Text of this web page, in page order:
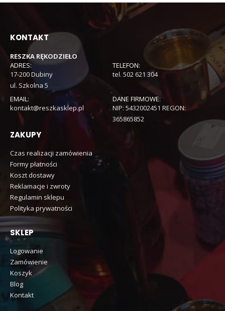
KONTAKT
RESZKA RĘKODZIEŁO
ADRES:
17-200 Dubiny
ul. Szkolna 5
TELEFON:
tel. 502 621 304
EMAIL:
kontakt@reszkasklep.pl
DANE FIRMOWE:
NIP: 5432002451 REGON:
365865852
ZAKUPY
Czas realizacji zamówienia
Formy płatności
Koszt dostawy
Reklamacje i zwroty
Regulamin sklepu
Polityka prywatności
SKLEP
Logowanie
Zamówienie
Koszyk
Blog
Kontakt